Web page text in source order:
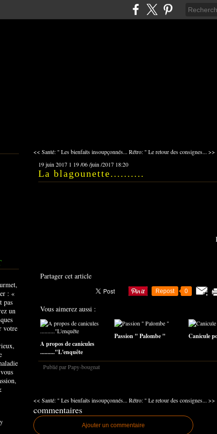
<< Santé: " Les bienfaits insoupçonnés... Rétro: " Le retour des consignes... >>
19 juin 2017 1 19/06/juin /2017 18:20
La blagounette..........
Partager cet article
Repost 0
Vous aimerez aussi :
A propos de canicules
.........."L'enquête
Passion " Palombe " Canicule
Publié par Papy-bougnat
<< Santé: " Les bienfaits insoupçonnés... Rétro: " Le retour des consignes... >>
commentaires
Ajouter un commentaire